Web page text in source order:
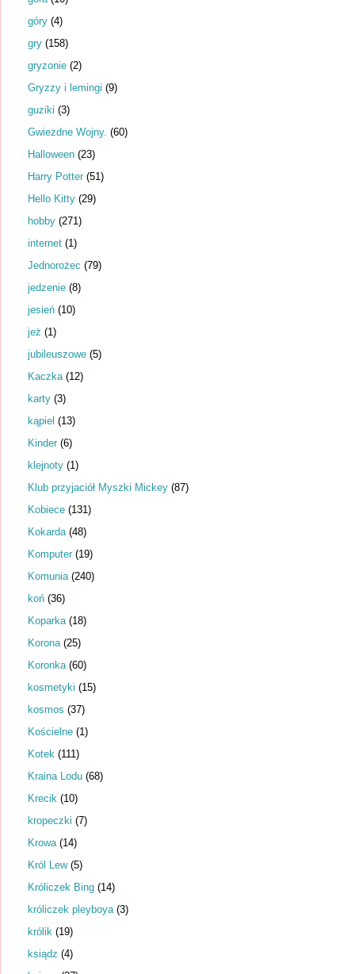
góry (4)
gry (158)
gryzonie (2)
Gryzzy i lemingi (9)
guziki (3)
Gwiezdne Wojny. (60)
Halloween (23)
Harry Potter (51)
Hello Kitty (29)
hobby (271)
internet (1)
Jednorożec (79)
jedzenie (8)
jesień (10)
jeż (1)
jubileuszowe (5)
Kaczka (12)
karty (3)
kąpiel (13)
Kinder (6)
klejnoty (1)
Klub przyjaciół Myszki Mickey (87)
Kobiece (131)
Kokarda (48)
Komputer (19)
Komunia (240)
koń (36)
Koparka (18)
Korona (25)
Koronka (60)
kosmetyki (15)
kosmos (37)
Kościelne (1)
Kotek (111)
Kraina Lodu (68)
Krecik (10)
kropeczki (7)
Krowa (14)
Król Lew (5)
Króliczek Bing (14)
króliczek pleyboya (3)
królik (19)
ksiądz (4)